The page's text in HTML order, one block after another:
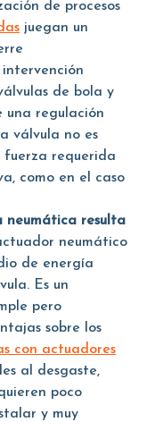
de procesos
juegan un
de bola y
una regulación
válvula no es
fuerza requerida
como en el caso
neumática resulta
neumático
de energía
Es un
pero
sobre los
con actuadores
al desgaste,
poco
y muy